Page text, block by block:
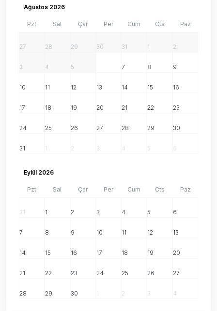
Ağustos 2026
Pzt Sal Çar Per Cum Cts Paz
27 28 29 30 31 1 2
3 4 5 7 8 9
10 11 12 13 14 15 16
17 18 19 20 21 22 23
24 25 26 27 28 29 30
31 1 2 3 4 5 6
Eylül 2026
Pzt Sal Çar Per Cum Cts Paz
31 1 2 3 4 5 6
7 8 9 10 11 12 13
14 15 16 17 18 19 20
21 22 23 24 25 26 27
28 29 30 1 2 3 4